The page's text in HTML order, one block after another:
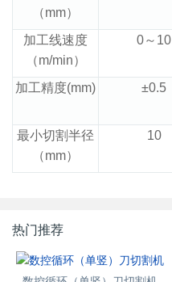
（mm）
加工线速度
（m/min）
0～10
加工精度(mm) ±0.5
最小切割半径
（mm）
10
热门推荐